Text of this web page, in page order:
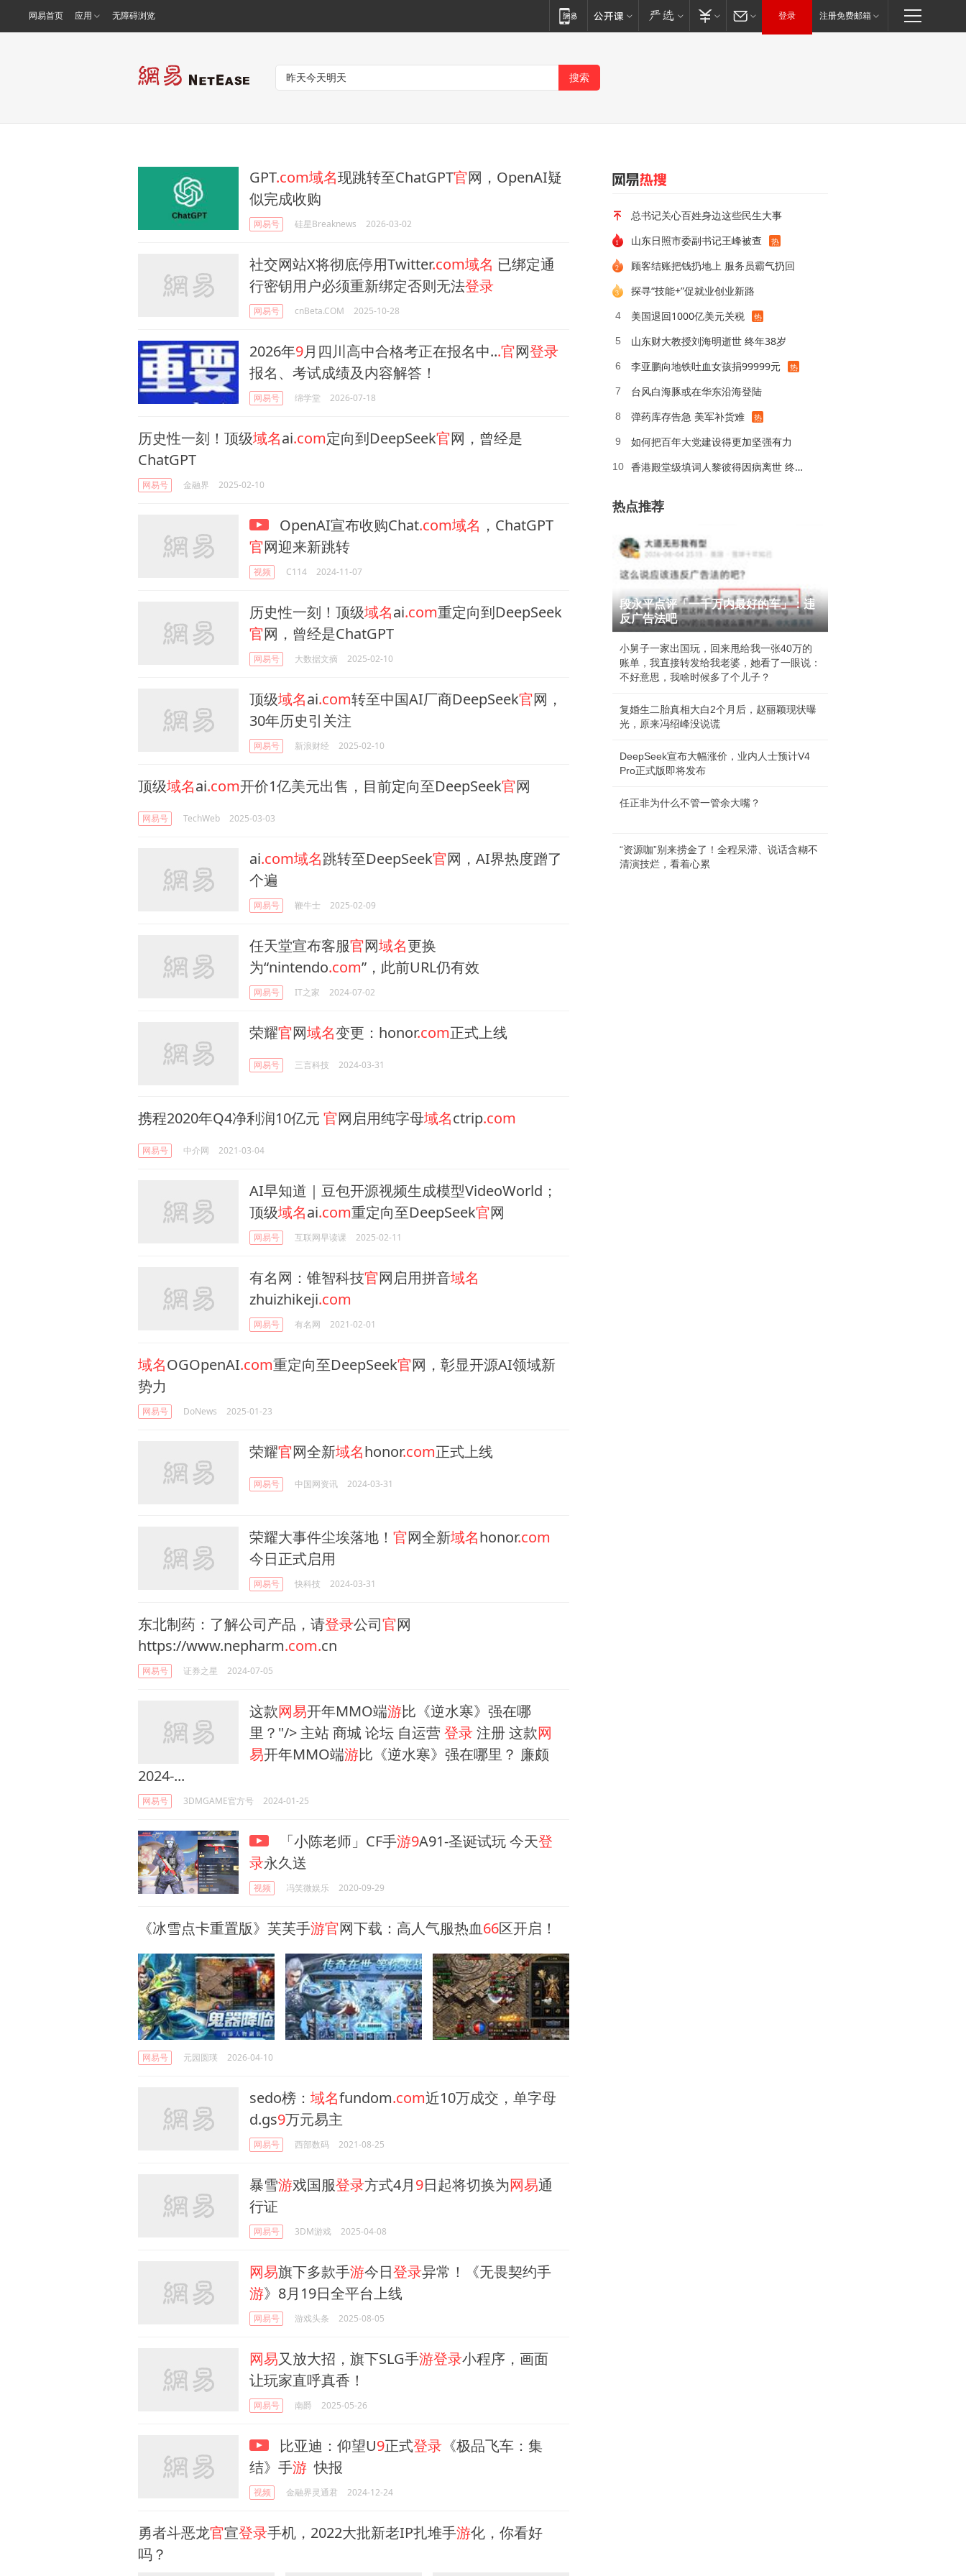
网易首页 应用 无障碍浏览 登录 注册免费邮箱
GPT.com域名现跳转至ChatGPT官网，OpenAI疑
似完成收购
网易号 硅星Breaknews 2026-03-02
社交网站X将彻底停用Twitter.com域名 已绑定通
行密钥用户必须重新绑定否则无法登录
网易号 cnBeta.COM 2025-10-28
2026年9月四川高中合格考正在报名中...官网登录
报名、考试成绩及内容解答！
网易号 绵学堂 2026-07-18
历史性一刻！顶级域名ai.com定向到DeepSeek官网，曾经是
ChatGPT
网易号 金融界 2025-02-10
OpenAI宣布收购Chat.com域名 ，ChatGPT
官网迎来新跳转
视频 C114 2024-11-07
历史性一刻！顶级域名ai.com重定向到DeepSeek
官网，曾经是ChatGPT
网易号 大数据文摘 2025-02-10
顶级域名ai.com转至中国AI厂商DeepSeek官网，
30年历史引关注
网易号 新浪财经 2025-02-10
顶级域名ai.com开价1亿美元出售，目前定向至DeepSeek官网
网易号 TechWeb 2025-03-03
ai.com域名跳转至DeepSeek官网，AI界热度蹭了
个遍
网易号 鞭牛士 2025-02-09
任天堂宣布客服官网域名更换
为“nintendo.com”，此前URL仍有效
网易号 IT之家 2024-07-02
荣耀官网域名变更：honor.com正式上线
网易号 三言科技 2024-03-31
携程2020年Q4净利润10亿元 官网启用纯字母域名ctrip.com
网易号 中介网 2021-03-04
AI早知道｜豆包开源视频生成模型VideoWorld；
顶级域名ai.com重定向至DeepSeek官网
网易号 互联网早读课 2025-02-11
有名网：锥智科技官网启用拼音域名
zhuizhikeji.com
网易号 有名网 2021-02-01
域名OGOpenAI.com重定向至DeepSeek官网，彰显开源AI领域新
势力
网易号 DoNews 2025-01-23
荣耀官网全新域名honor.com正式上线
网易号 中国网资讯 2024-03-31
荣耀大事件尘埃落地！ 官网全新域名honor.com
今日正式启用
网易号 快科技 2024-03-31
东北制药：了解公司产品，请登录公司官网
https://www.nepharm.com.cn
网易号 证券之星 2024-07-05
这款网易开年MMO端游比《逆水寒》强在哪
里？"/> 主站 商城 论坛 自运营 登录注册 这款网
易开年MMO端游比《逆水寒》强在哪里？ 廉颇
2024-...
网易号 3DMGAME官方号 2024-01-25
「小陈老师」CF手游9A91-圣诞试玩 今天登
录永久送
视频 冯笑微娱乐 2020-09-29
《冰雪点卡重置版》芙芙手游官网下载：高人气服热血66区开启！
网易号 元园圆瑛 2026-04-10
sedo榜： 域名fundom.com近10万成交，单字母
d.gs9万元易主
网易号 西部数码 2021-08-25
暴雪游戏国服登录方式4月9日起将切换为网易通
行证
网易号 3DM游戏 2025-04-08
网易旗下多款手游今日登录异常！《无畏契约手
游》8月19日全平台上线
网易号 游戏头条 2025-08-05
网易又放大招，旗下SLG手游登录小程序，画面
让玩家直呼真香！
网易号 南爵 2025-05-26
比亚迪：仰望U9正式登录 《极品飞车：集
结》手游 快报
视频 金融界灵通君 2024-12-24
勇者斗恶龙官宣登录手机，2022大批新老IP扎堆手游化，你看好
吗？
总书记关心百姓身边这些民生大事
山东日照市委副书记王峰被查 热
2
顾客结账把钱扔地上 服务员霸气扔回
探寻“技能+”促就业创业新路
4 美国退回1000亿美元关税 热
5 山东财大教授刘海明逝世 终年38岁
6 李亚鹏向地铁吐血女孩捐99999元 热
7 台风白海豚或在华东沿海登陆
8 弹药库存告急 美军补货难 热
9 如何把百年大党建设得更加坚强有力
10 香港殿堂级填词人黎彼得因病离世 终年76岁
热点推荐
段永平点评「一千万内最好的车」：违
反广告法吧
小舅子一家出国玩，回来甩给我一张40万的
账单，我直接转发给我老婆，她看了一眼说：
不好意思，我啥时候多了个儿子？
复婚生二胎真相大白2个月后，赵丽颖现状曝
光，原来冯绍峰没说谎
DeepSeek宣布大幅涨价，业内人士预计V4
Pro正式版即将发布
任正非为什么不管一管余大嘴？
“资源咖”别来捞金了！全程呆滞、说话含糊不
清演技烂，看着心累